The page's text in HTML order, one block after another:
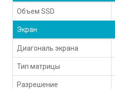
Объем SSD
Экран
Диагональ экрана
Тип матрицы
Разрешение